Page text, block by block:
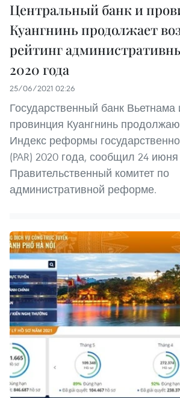
Центральный банк и
Куангнинь продолжает
рейтинг
2020 года
25/06/2021 02:26
Государственный банк Вьетнама
провинция Куангнинь
Индекс реформы
(PAR) 2020 года, сообщил 24 июня
Правительственный комитет по
административной реформе.